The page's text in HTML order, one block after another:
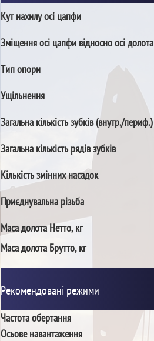
Кут нахилу осі цапфи
Зміщення осі цапфи відносно осі долота
Тип опори
Ущільнення
Загальна кількість зубків (внутр./периф.)
Загальна кількість рядів зубків
Кількість змінних насадок
Приєднувальна різьба
Маса долота Нетто, кг
Маса долота Брутто, кг
Рекомендовані режими
Частота обертання
Осьове навантаження